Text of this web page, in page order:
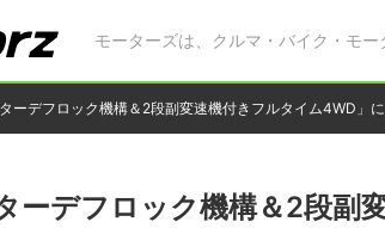
モーターズは、クルマ・バイク・モ
ターデフロック機構＆2段副変速機付きフルタイム4WD」
ーデフロック機構＆2段副